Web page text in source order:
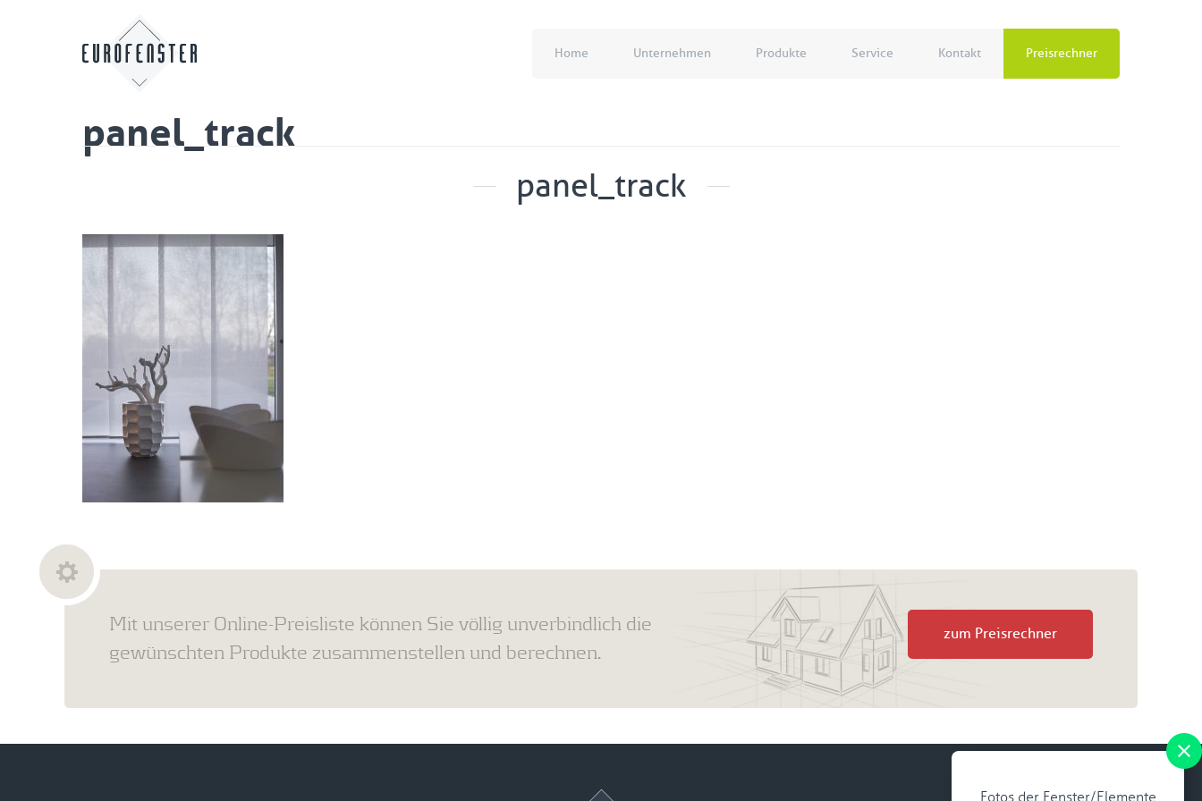
Home Unternehmen Produkte Service Kontakt Preisrechner
panel_track
panel_track
Fotos der Fenster/Elemente
Mit unserer Online-Preisliste können Sie völlig unverbindlich die
gewünschten Produkte zusammenstellen und berechnen.
zum Preisrechner